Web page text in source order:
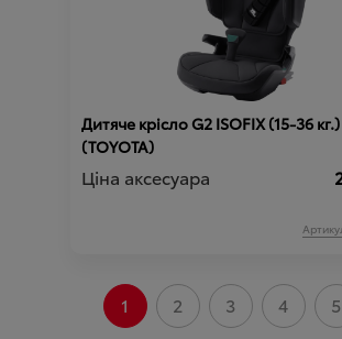
Дитяче крісло G2 ISOFIX (15-36 кг.)
(TOYOTA)
Ціна аксесуара
1 2 3 4 5